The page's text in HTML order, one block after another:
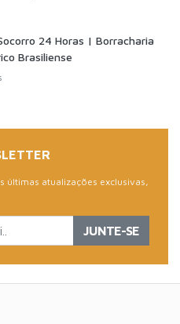
24 Horas | Borracharia
Brasiliense
últimas atualizações exclusivas,
JUNTE-SE